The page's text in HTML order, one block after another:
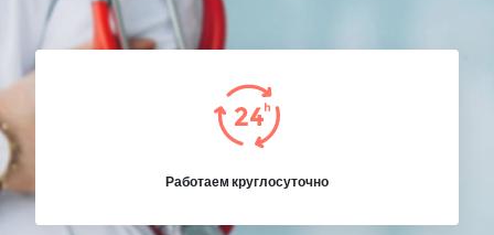
Работаем круглосуточно